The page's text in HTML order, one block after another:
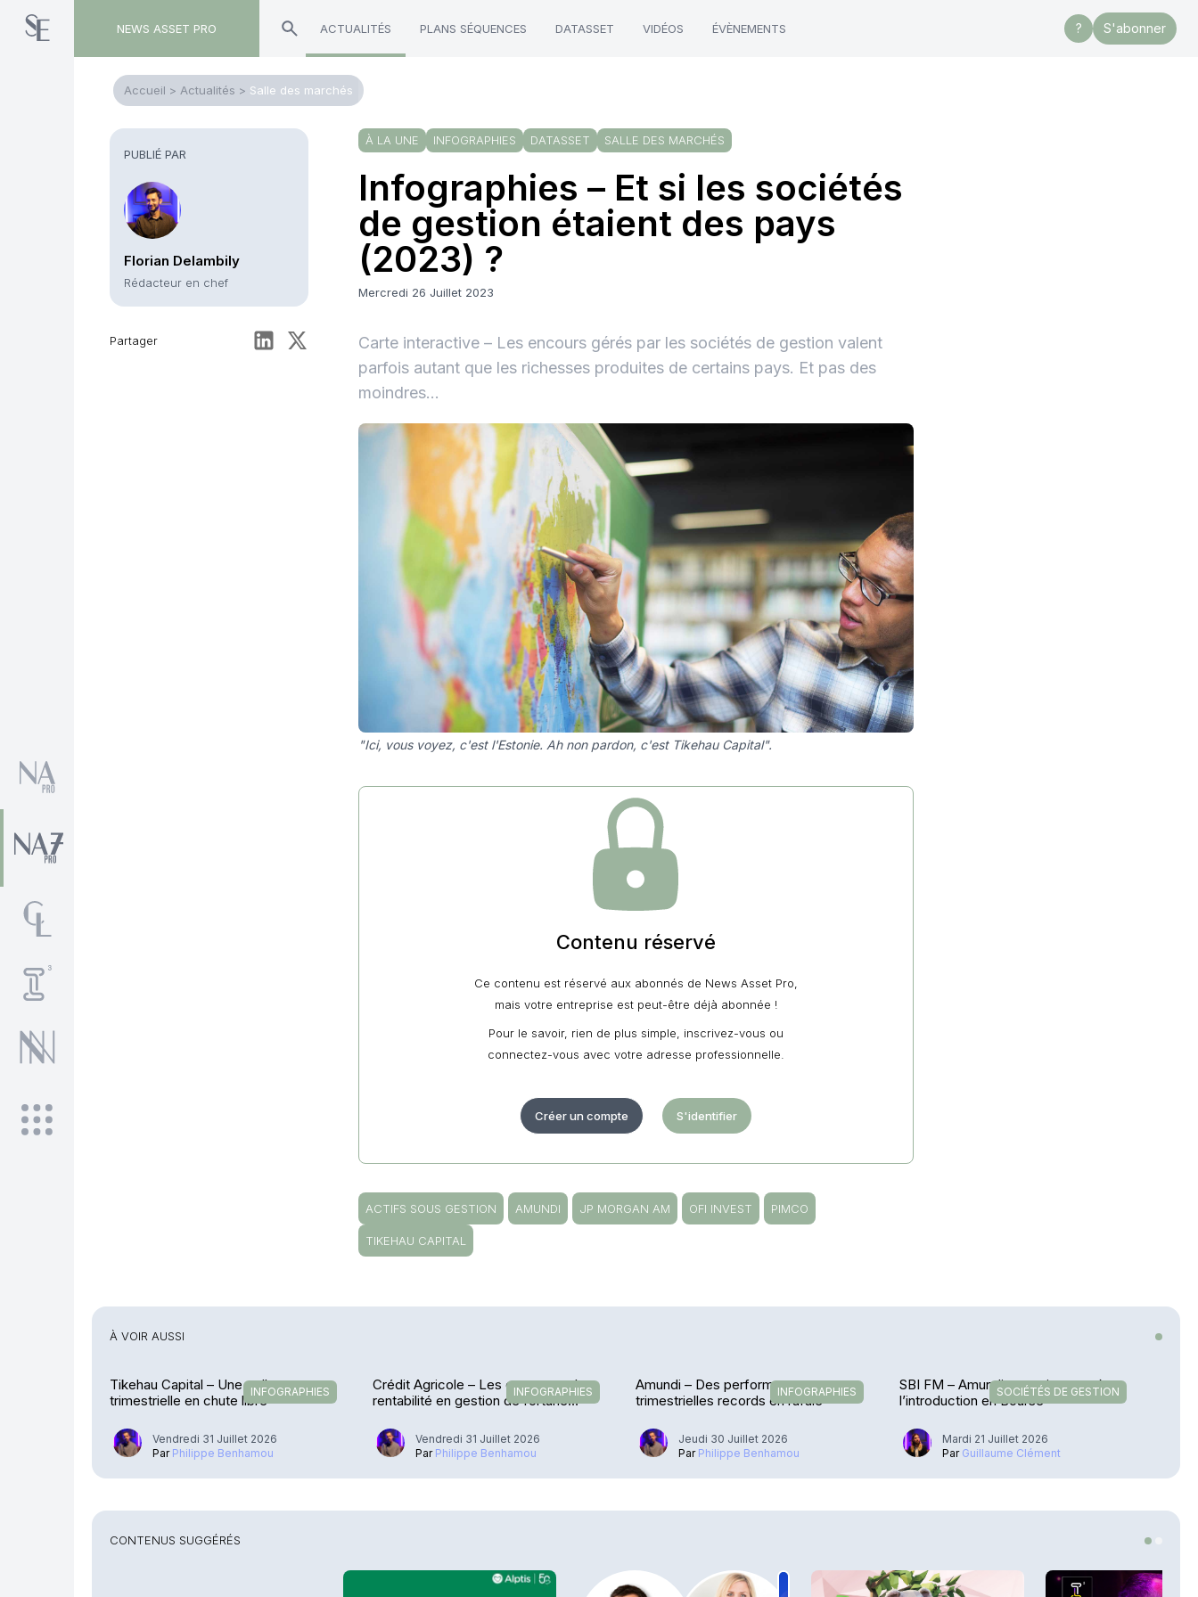
NEWS ASSET PRO ACTUALITÉS PLANS SÉQUENCES DATASSET VIDÉOS ÉVÈNEMENTS ? S'abonner
Accueil > Actualités > Salle des marchés
PUBLIÉ PAR
Florian Delambily
Rédacteur en chef
Partager
À LA UNE INFOGRAPHIES DATASSET SALLE DES MARCHÉS
Infographies – Et si les sociétés
de gestion étaient des pays
(2023) ?
Mercredi 26 Juillet 2023
Carte interactive – Les encours gérés par les sociétés de gestion valent
parfois autant que les richesses produites de certains pays. Et pas des
moindres...
"Ici, vous voyez, c'est l'Estonie. Ah non pardon, c'est Tikehau Capital".
Contenu réservé
Ce contenu est réservé aux abonnés de News Asset Pro,
mais votre entreprise est peut-être déjà abonnée !
Pour le savoir, rien de plus simple, inscrivez-vous ou
connectez-vous avec votre adresse professionnelle.
Créer un compte S'identifier
ACTIFS SOUS GESTION AMUNDI JP MORGAN AM OFI INVEST PIMCO
TIKEHAU CAPITAL
À VOIR AUSSI
INFOGRAPHIES
Tikehau Capital – Une collecte
trimestrielle en chute libre
Vendredi 31 Juillet 2026
Par Philippe Benhamou
INFOGRAPHIES
Crédit Agricole – Les encours et la
rentabilité en gestion de fortune
Vendredi 31 Juillet 2026
Par Philippe Benhamou
INFOGRAPHIES
Amundi – Des performances
trimestrielles records en rafale
Jeudi 30 Juillet 2026
Par Philippe Benhamou
SOCIÉTÉS DE GESTION
SBI FM – Amundi se projette après
l’introduction en Bourse
Mardi 21 Juillet 2026
Par Guillaume Clément
CONTENUS SUGGÉRÉS